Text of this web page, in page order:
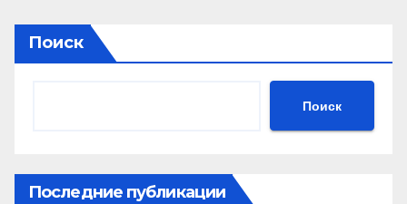
Поиск
Поиск
Последние публикации